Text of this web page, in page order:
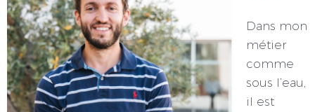
Dans mon
métier
comme
sous l’eau,
il est